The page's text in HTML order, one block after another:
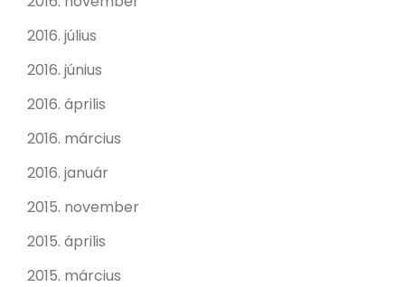
2016. július
2016. június
2016. április
2016. március
2016. január
2015. november
2015. április
2015. március